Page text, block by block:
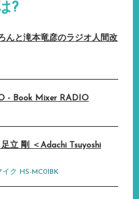
?
んと滝本竜彦のラジオ人間改
- Book Mixer RADIO
立 剛 ＜Adachi Tsuyoshi
ク HS-MC01BK